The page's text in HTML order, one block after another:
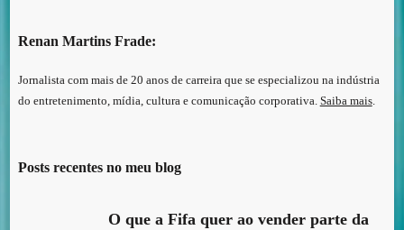
Renan Martins Frade:
Jornalista com mais de 20 anos de carreira que se especializou na indústria
do entretenimento, mídia, cultura e comunicação corporativa. Saiba mais.
Posts recentes no meu blog
O que a Fifa quer ao vender parte da